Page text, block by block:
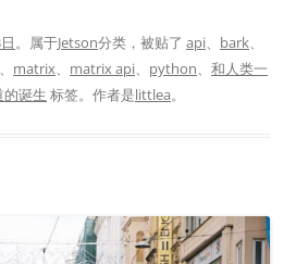
。属于Jetson分类，被贴了 api、 bark、
、 matrix、 matrix api、 python、 和人类一
诞生 标签。 作者是littlea。